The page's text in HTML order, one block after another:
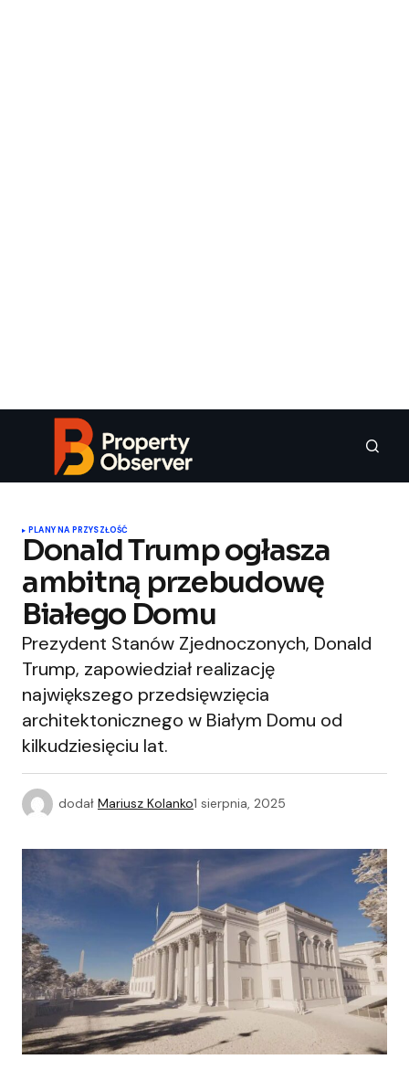
PLANY NA PRZYSZŁOŚĆ
Donald Trump ogłasza
ambitną przebudowę
Białego Domu
Prezydent Stanów Zjednoczonych, Donald
Trump, zapowiedział realizację
największego przedsięwzięcia
architektonicznego w Białym Domu od
kilkudziesięciu lat.
dodał Mariusz Kolanko1 sierpnia, 2025